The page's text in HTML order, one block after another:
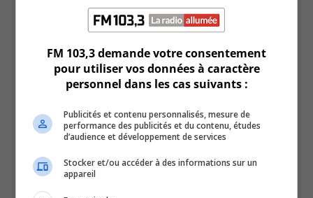
FM 103,3 demande votre consentement
pour utiliser vos données à caractère
personnel dans les cas suivants :
Publicités et contenu personnalisés, mesure de
performance des publicités et du contenu, études
d’audience et développement de services
Stocker et/ou accéder à des informations sur un
appareil